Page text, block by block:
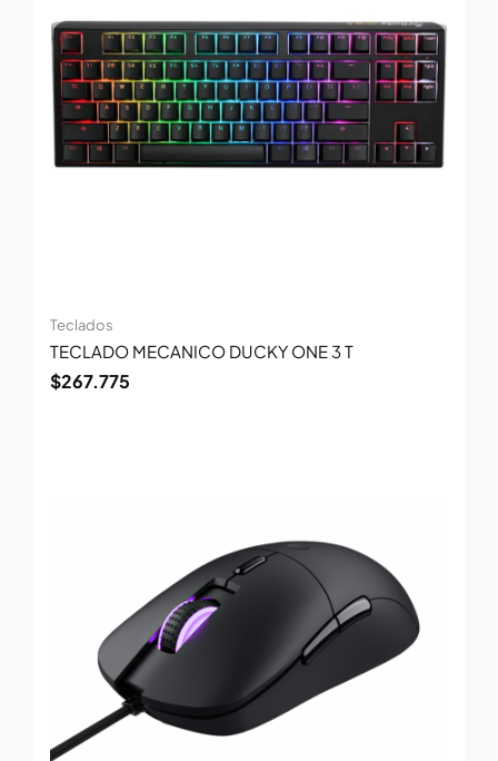
Teclados
TECLADO MECANICO DUCKY ONE 3 T
$267.775